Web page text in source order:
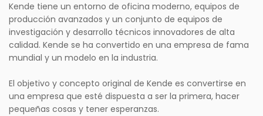
Kende tiene un entorno de oficina moderno, equipos de
producción avanzados y un conjunto de equipos de
investigación y desarrollo técnicos innovadores de alta
calidad. Kende se ha convertido en una empresa de fama
mundial y un modelo en la industria.
El objetivo y concepto original de Kende es convertirse en
una empresa que esté dispuesta a ser la primera, hacer
pequeñas cosas y tener esperanzas.